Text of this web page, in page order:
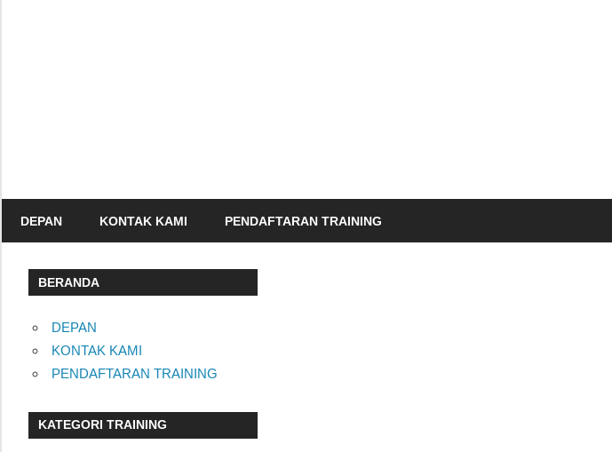
Sertifikasi
Indonesia
DEPAN KONTAK KAMI PENDAFTARAN TRAINING
BERANDA
DEPAN
KONTAK KAMI
PENDAFTARAN TRAINING
KATEGORI TRAINING